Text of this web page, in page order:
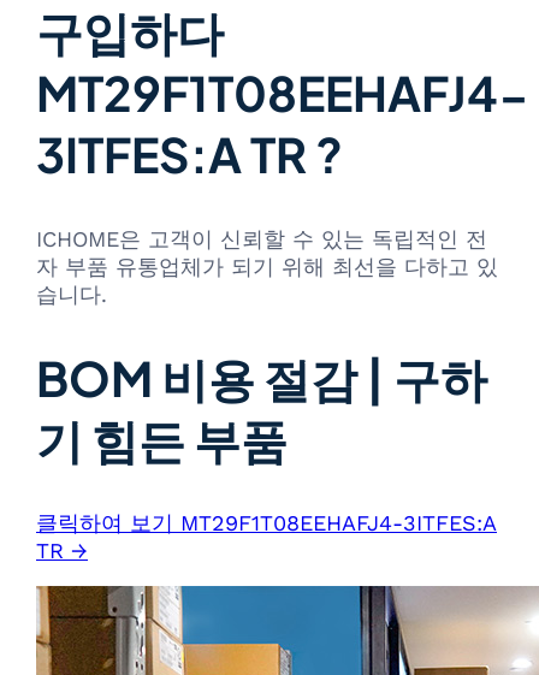
구입하다
MT29F1T08EEHAFJ4-
3ITFES:A TR ?
ICHOME은 고객이 신뢰할 수 있는 독립적인 전
자 부품 유통업체가 되기 위해 최선을 다하고 있
습니다.
BOM 비용 절감 | 구하
기 힘든 부품
클릭하여 보기 MT29F1T08EEHAFJ4-3ITFES:A
TR →